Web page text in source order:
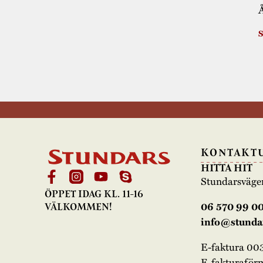
ÖPPET IDAG KL. 11-16
VÄLKOMMEN!
HITTA HIT
06 570 99
E-faktura